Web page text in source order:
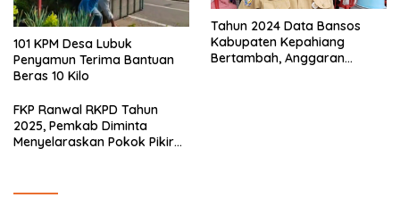
101 KPM Desa Lubuk
Penyamun Terima Bantuan
Beras 10 Kilo
Tahun 2024 Data Bansos
Kabupaten Kepahiang
Bertambah, Anggaran
FKP Ranwal RKPD Tahun
2025, Pemkab Diminta
Menyelaraskan Pokok Pikiran